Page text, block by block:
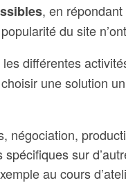
, en
du site
différentes
une solution
négociation,
sur
au cours